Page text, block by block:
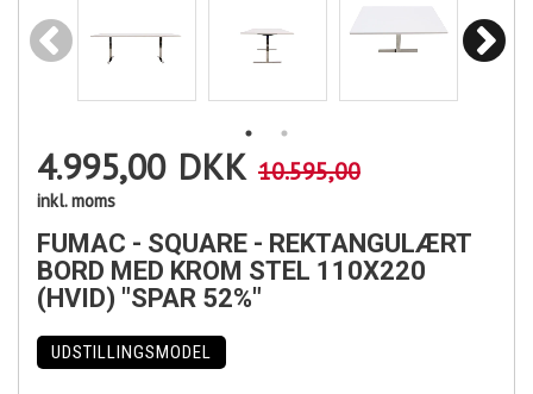
4.995,00 DKK 10.595,00
inkl. moms
FUMAC - SQUARE - REKTANGULÆRT
BORD MED KROM STEL 110X220
(HVID) "SPAR 52%"
UDSTILLINGSMODEL